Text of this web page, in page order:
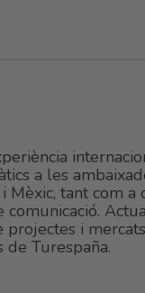
a les
i Mèxic, tant com
comunicació.
i
de Turespaña.